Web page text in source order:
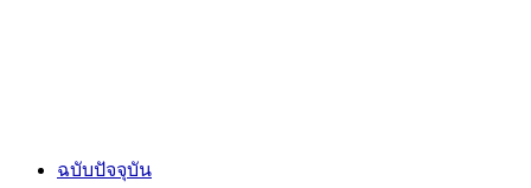
ฉบับปัจจุบัน